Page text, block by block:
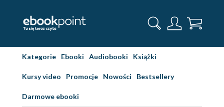
Kategorie Ebooki Audiobooki Książki
Kursy video Promocje Nowości Bestsellery
Darmowe ebooki